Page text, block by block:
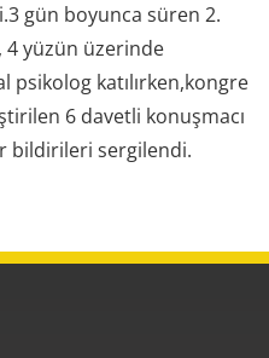
gün boyunca süren 2.
4 yüzün üzerinde
psikolog katılırken,kongre
6 davetli konuşmacı
bildirileri sergilendi.